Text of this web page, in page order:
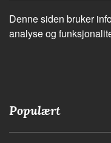
Denne siden bruker
analyse og
Populært